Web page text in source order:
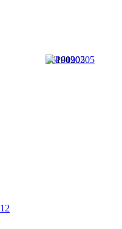
P6190205